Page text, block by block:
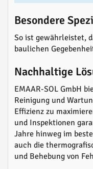
Besondere
So ist gewährleistet,
baulichen
Nachhaltige
EMAAR-SOL GmbH
Reinigung und
Effizienz zu
und Inspektionen
Jahre hinweg im
auch die
und Behebung von